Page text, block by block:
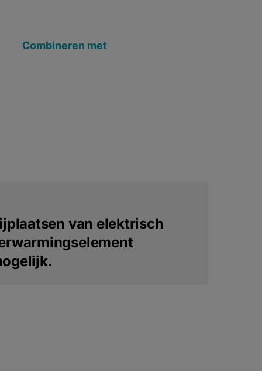
Combineren met
van elektrisch